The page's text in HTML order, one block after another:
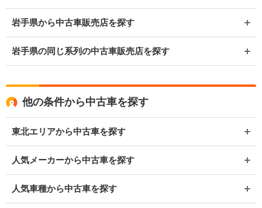
岩手県から中古車販売店を探す
岩手県の同じ系列の中古車販売店を探す
他の条件から中古車を探す
東北エリアから中古車を探す
人気メーカーから中古車を探す
人気車種から中古車を探す